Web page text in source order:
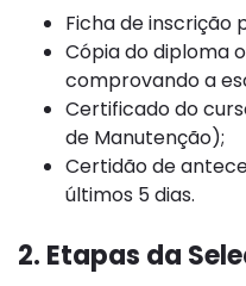
Ficha de inscrição
Cópia do diploma
comprovando a
Certificado do
de Manutenção);
Certidão de
últimos 5 dias.
2. Etapas da